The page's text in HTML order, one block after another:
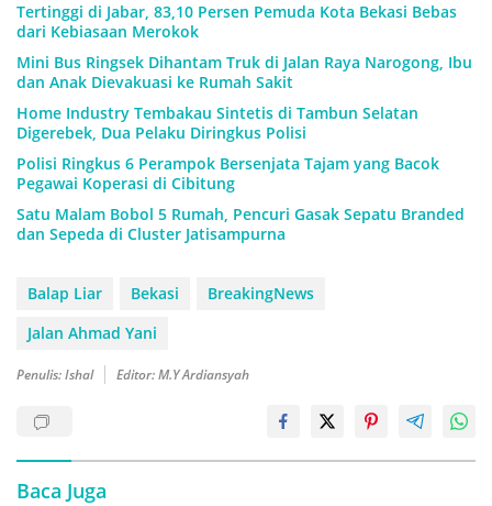
Tertinggi di Jabar, 83,10 Persen Pemuda Kota Bekasi Bebas
dari Kebiasaan Merokok
Mini Bus Ringsek Dihantam Truk di Jalan Raya Narogong, Ibu
dan Anak Dievakuasi ke Rumah Sakit
Home Industry Tembakau Sintetis di Tambun Selatan
Digerebek, Dua Pelaku Diringkus Polisi
Polisi Ringkus 6 Perampok Bersenjata Tajam yang Bacok
Pegawai Koperasi di Cibitung
Satu Malam Bobol 5 Rumah, Pencuri Gasak Sepatu Branded
dan Sepeda di Cluster Jatisampurna
Balap Liar Bekasi
BreakingNews
Jalan Ahmad Yani
Penulis: Ishal Editor: M.Y Ardiansyah
Baca Juga